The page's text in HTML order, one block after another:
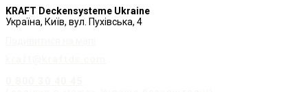
KRAFT Deckensysteme Ukraine
Україна, Київ, вул. Пухівська, 4